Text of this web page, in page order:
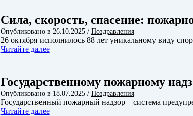
Сила, скорость, спасение:
Опубликовано в 26.10.2025/ Поздравления
26 октября исполнилось 88 лет уникальному виду
Читайте далее
Государственному пожарному
Опубликовано в 18.07.2025/ Поздравления
Государственный пожарный надзор – система
Читайте далее